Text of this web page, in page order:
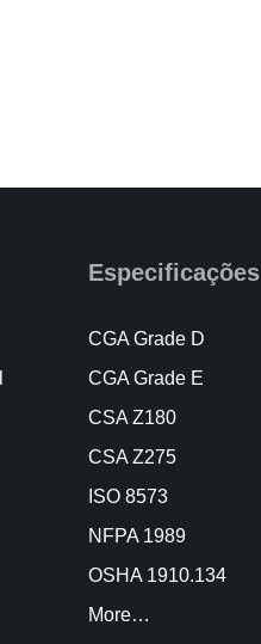
Especificações
CGA Grade D
CGA Grade E
CSA Z180
CSA Z275
ISO 8573
NFPA 1989
OSHA 1910.134
More…